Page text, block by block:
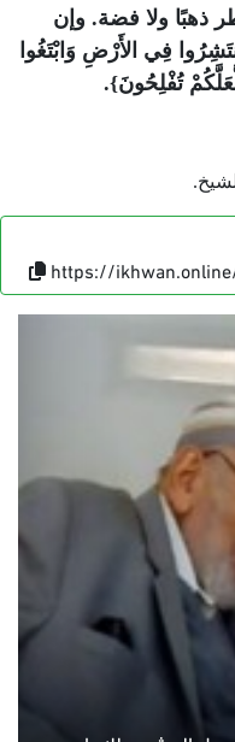
ذهبًا ولا فضة. وإن
فِي الأَرْضِ وَابْتَغُوا
تُفْلِحُونَ}.
https://